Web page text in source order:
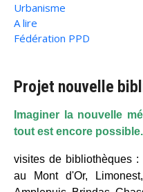
Urbanisme
A lire
Fédération PPD
Projet nouvelle
Imaginer la nouvelle
tout est encore possible.
visites de bibliothèques :
au Mont d'Or,